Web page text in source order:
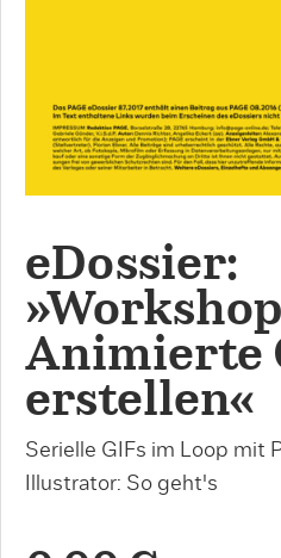
eDossier:
Animierte
erstellen«
Serielle GIFs im Loop mit
Illustrator: So geht's